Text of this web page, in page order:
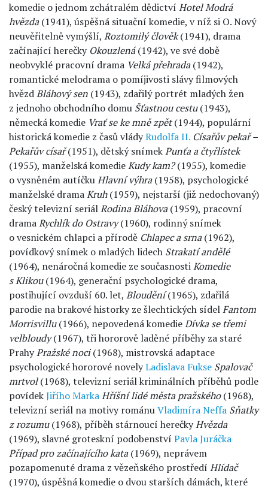
komedie o jednom zchátralém dědictví Hotel Modrá
hvězda(1941), úspěšná situační komedie, v níž si O. Nový
neuvěřitelně vymýšlí, Roztomilý člověk(1941), drama
začínající herečky Okouzlená(1942), ve své době
neobvyklé pracovní drama Velká přehrada(1942),
romantické melodrama o pomíjivosti slávy filmových
hvězdBláhový sen (1943), zdařilý portrét mladých žen
z jednoho obchodního domu Šťastnou cestu(1943),
německá komedie Vrať se ke mně zpět(1944), populární
historická komedie z časů vládyRudolfa II. Císařův pekař –
Pekařův císař(1951), dětský snímekPunťa a čtyřlístek
(1955), manželská komedieKudy kam?(1955), komedie
o vysněném autíčkuHlavní výhra(1958), psychologické
manželské dramaKruh(1959), nejstarší (již nedochovaný)
český televizní seriálRodina Bláhova(1959), pracovní
dramaRychlík do Ostravy(1960), rodinný snímek
o vesnickém chlapci a přírodě Chlapec a srna(1962),
povídkový snímek o mladých lidech Strakatí andělé
(1964), nenáročná komedie ze současnostiKomedie
s Klikou(1964), generační psychologické drama,
postihující ovzduší 60. let, Bloudění(1965), zdařilá
parodie na brakové historky ze šlechtických sídelFantom
Morrisvillu(1966), nepovedená komedieDívka se třemi
velbloudy(1967), tři hororově laděné příběhy za staré
PrahyPražské noci(1968), mistrovská adaptace
psychologické hororové novelyLadislava Fukse Spalovač
mrtvol(1968), televizní seriál kriminálních příběhů podle
povídekJiřího MarkaHříšní lidé města pražského(1968),
televizní seriál na motivy románuVladimíra Neffa Sňatky
z rozumu(1968), příběh stárnoucí herečkyHvězda
(1969), slavné groteskní podobenství Pavla Juráčka
Případ pro začínajícího kata(1969), neprávem
pozapomenuté drama z vězeňského prostředí Hlídač
(1970), úspěšná komedie o dvou starších dámách, které